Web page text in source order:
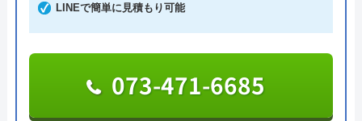
ード・コンビニ決済から選べるため緊急トラブル時
でも安心です。
出張費・見積もり料も無料で、24時間電話で相談を
受け付けているので、気軽に見積依頼をしてみては
いかがでしょうか。
LINEで簡単に見積もり可能
073-471-6685